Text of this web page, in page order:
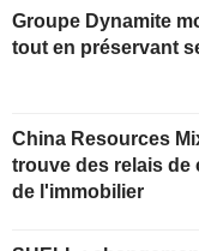
Groupe Dynamite
tout en préservant
China Resources
trouve des relais de
de l'immobilier